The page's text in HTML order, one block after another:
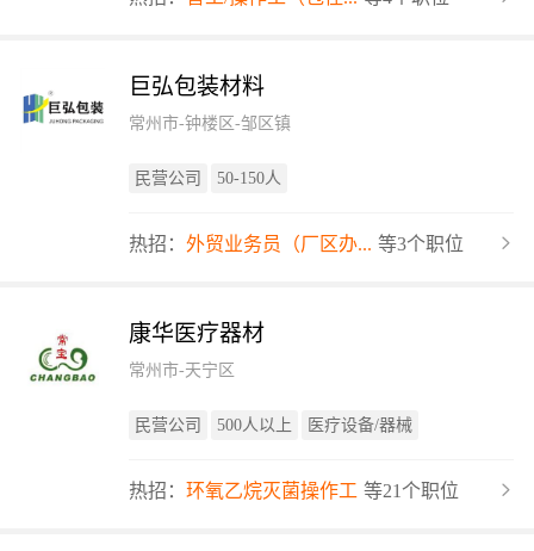
巨弘包装材料
常州市-钟楼区-邹区镇
民营公司 50-150人
热招： 外贸业务员（厂区办... 等3个职位
康华医疗器材
常州市-天宁区
民营公司 500人以上 医疗设备/器械
热招： 环氧乙烷灭菌操作工 等21个职位